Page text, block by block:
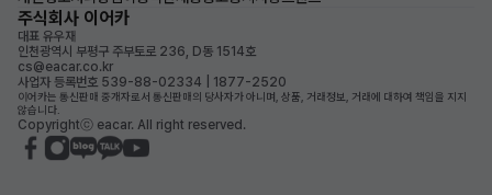
주식회사 이어카
대표 유우재
인천광역시 부평구 주부토로 236, D동 1514호
cs@eacar.co.kr
사업자 등록번호 539-88-02334 | 1877-2520
이어카는 통신판매 중개자로서 통신판매의 당사자가 아니며, 상품, 거래정보, 거래에 대하여 책임을 지지
않습니다.
Copyrightⓒ eacar. All right reserved.